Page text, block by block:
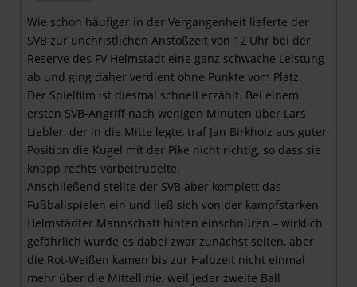
Wie schon häufiger in der Vergangenheit lieferte der
SVB zur unchristlichen Anstoßzeit von 12 Uhr bei der
Reserve des FV Helmstadt eine ganz schwache Leistung
ab und ging daher verdient ohne Punkte vom Platz.
Der Spielfilm ist diesmal schnell erzählt. Bei einem
ersten SVB-Angriff nach wenigen Minuten über Lars
Liebler, der in die Mitte legte, traf Jan Birkholz aus guter
Position die Kugel mit der Pike nicht richtig, so dass sie
knapp rechts vorbeitrudelte.
Anschließend stellte der SVB aber komplett das
Fußballspielen ein und ließ sich von der kampfstarken
Helmstädter Mannschaft hinten einschnüren – wirklich
gefährlich wurde es dabei zwar zunächst selten, aber
die Rot-Weißen kamen bis zur Halbzeit nicht einmal
mehr über die Mittellinie, weil jeder zweite Ball